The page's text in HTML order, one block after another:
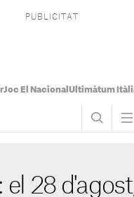
Joc El Nacional Ultimàtum
el 28